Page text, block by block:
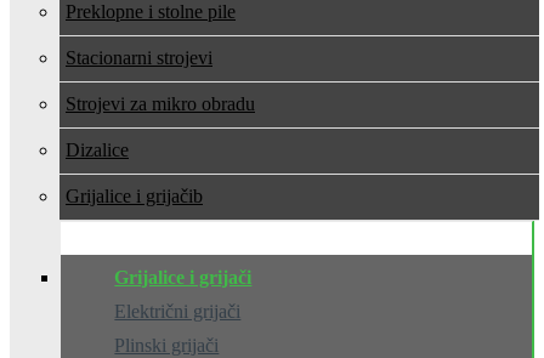
Preklopne i stolne pile
Stacionarni strojevi
Strojevi za mikro obradu
Dizalice
Grijalice i grijači
Grijalice i grijači
Električni grijači
Plinski grijači